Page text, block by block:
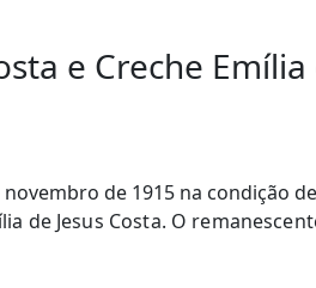
e Creche Emília
de 1915 na condição
de Jesus Costa. O